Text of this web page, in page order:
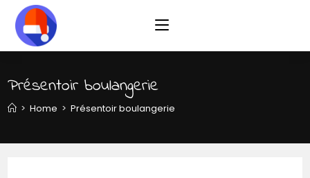
content
Présentoir boulangerie
> Home > Présentoir boulangerie